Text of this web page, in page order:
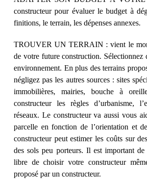
constructeur pour évaluer le budget à
finitions, le terrain, les dépenses annexes.
TROUVER UN TERRAIN : vient le
de votre future construction. Sélectionnez
environnement. En plus des terrains
négligez pas les autres sources : sites
immobilières, mairies, bouche à
constructeur les règles d’urbanisme,
réseaux. Le constructeur va aussi vous
parcelle en fonction de l’orientation et
constructeur peut estimer les coûts sur
des sols peu porteurs. Il est important
libre de choisir votre constructeur
proposé par un constructeur.